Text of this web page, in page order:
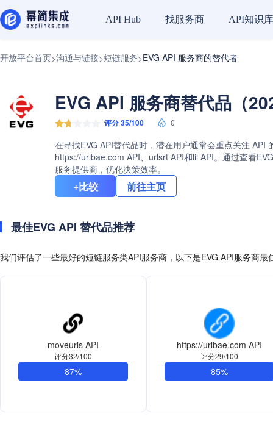
API Hub 找服务商 API知识库
开放平台首页>沟通与链接>短链服务>EVG API 服务商的替代者
EVG API 服务商替代品（
评分 35/100 0
在寻找EVG API替代品时，潜在用户通常会重点关注
https://urlbae.com API、urlsrt API和lil API。通过查看
服务提供商，优化决策效率。
+比较 前往主页
最佳EVG API 替代品推荐
我们评估了一些最好的短链服务类API服务商，以下是EVG API服务商最
moveurls API
评分32/100
87%
https://urlbae.com API
评分29/100
85%